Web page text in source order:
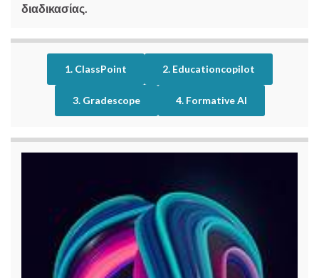
διαδικασίας.
1. ClassPoint 2. Educationcopilot
3. Gradescope 4. Formative AI